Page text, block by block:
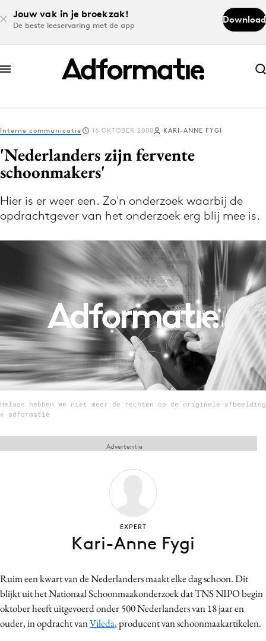
Jouw vak in je broekzak!
De beste leeservaring met de app
Download
Abonneer nu
Abonneer nu
Log in
Volg het laatste nieuws via de Adformatie
Nieuws app
Menu
Home
9 sept: GenAI-training
12 nov: MarketingLive!
Adverteren
Events
Carriere
Contentmarketing
Craft
Interne communicatie 16 OKTOBER 2008 KARI-ANNE FYGI
'Nederlanders zijn fervente
schoonmakers'
Hier is er weer een. Zo'n onderzoek waarbij de
opdrachtgever van het onderzoek erg blij mee is.
Helaas hebben we niet meer de rechten op de originele afbeelding
© adformatie
Ruim een kwart van de Nederlanders maakt elke dag schoon. Dit
blijkt uit het Nationaal Schoonmaakonderzoek dat TNS NIPO begin
oktober heeft uitgevoerd onder 500 Nederlanders van 18 jaar en
ouder, in opdracht vanVileda, producent van schoonmaakartikelen.
Advertentie
EXPERT
Kari-Anne Fygi